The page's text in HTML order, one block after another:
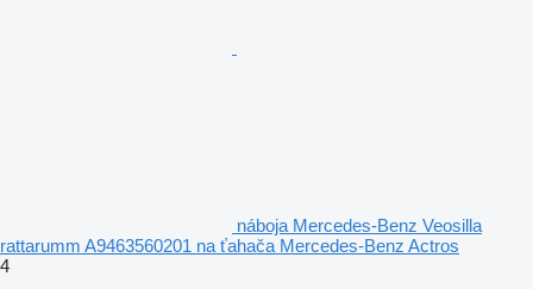
náboja Mercedes-Benz Veosilla
rattarumm A9463560201 na ťahača Mercedes-Benz Actros
4